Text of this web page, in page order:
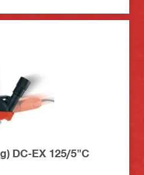
DC-EX 125/5"C